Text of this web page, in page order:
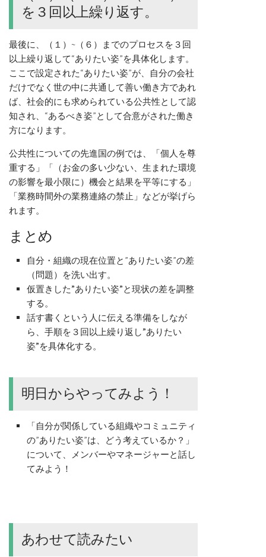
を３回以上繰り返す。
最後に、（１）~（６）までのプロセスを３回
以上繰り返して“ありたい姿”を具体化します。
ここで設定された“ありたい姿”が、自分の会社
だけでなく世の中に共通して善い働き方であれ
ば、社会的にも求められている公共性として認
知され、“あるべき姿”として合意がされた働き
方になります。
公共性についての先進国の例では、「個人を尊
重する」「（お金の多い少ない、生まれた環境
の影響を最小限に）機会と結果を平等にする」
「業務時間外の業務連絡の禁止」などが挙げら
れます。
まとめ
自分・組織の現在位置と”ありたい姿”の差
（問題）を洗い出す。
仮置きした”ありたい姿”と現状の差を調整
する。
話す書くという人に伝える準備をしなが
ら、手順を３回以上繰り返し”ありたい
姿”を具体化する。
明日からやってみよう！
「自分が関係している組織やコミュニティ
の”ありたい姿”は、どう考えているか？」
について、メンバーやマネージャーと話し
てみよう！
あわせて読みたい